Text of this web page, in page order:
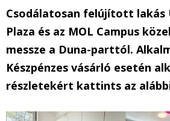
Csodálatosan felújított lakás
Plaza és az MOL Campus
messze a Duna-parttól.
Készpénzes vásárló esetén
részletekért kattints az